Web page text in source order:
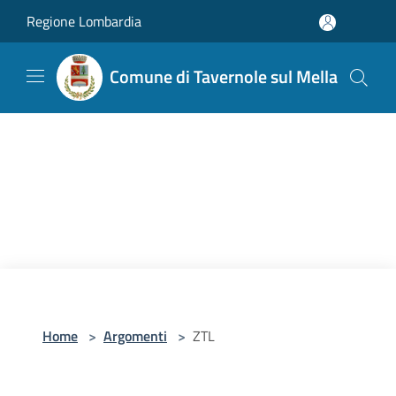
Regione Lombardia
Comune di Tavernole sul Mella
Home > Argomenti > ZTL